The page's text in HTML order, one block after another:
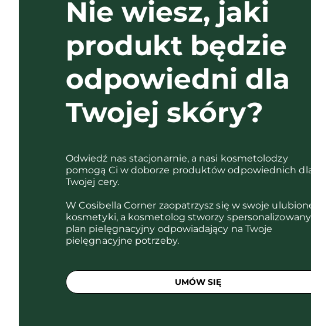
Nie wiesz, jaki
produkt będzie
odpowiedni dla
Twojej skóry?
Odwiedź nas stacjonarnie, a nasi kosmetolodzy
pomogą Ci w doborze produktów odpowiednich
Twojej cery.
W Cosibella Corner zaopatrzysz się w swoje
kosmetyki, a kosmetolog stworzy spersonalizowany
plan pielęgnacyjny odpowiadający na Twoje
pielęgnacyjne potrzeby.
UMÓW SIĘ